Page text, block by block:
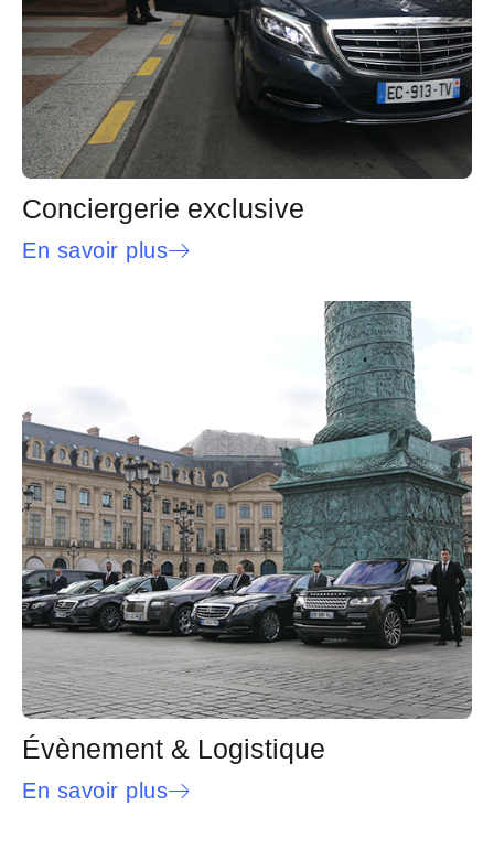
Conciergerie exclusive
En savoir plus
Évènement & Logistique
En savoir plus